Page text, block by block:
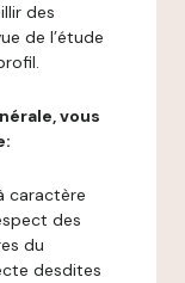
des
de l’étude
vous
caractère
des
du
desdites